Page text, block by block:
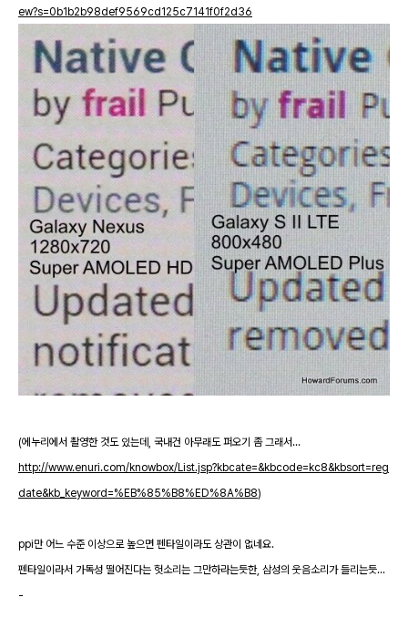
ew?s=0b1b2b98def9569cd125c7141f0f2d36
(에누리에서 촬영한 것도 있는데, 국내건 아무래도 퍼오기 좀 그래서...
http://www.enuri.com/knowbox/List.jsp?kbcate=&kbcode=kc8&kbsort=reg
date&kb_keyword=%EB%85%B8%ED%8A%B8)
ppi만 어느 수준 이상으로 높으면 펜타일이라도 상관이 없네요.
펜타일이라서 가독성 떨어진다는 헛소리는 그만하라는듯한, 삼성의 웃음소리가 들리는듯...
-